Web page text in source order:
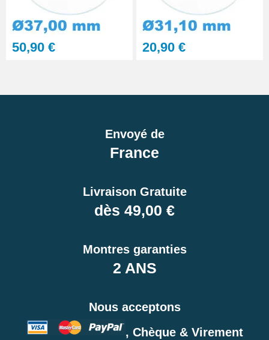
50,90 € 20,90 €
Envoyé de
France
Livraison Gratuite
dès 49,00 €
Montres garanties
2 ANS
Nous acceptons
, Chèque & Virement